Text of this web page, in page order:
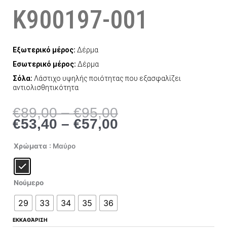
K900197-001
Εξωτερικό μέρος: Δέρμα
Εσωτερικό μέρος: Δέρμα
Σόλα: Λάστιχο υψηλής ποιότητας που εξασφαλίζει
αντιολισθητικότητα
€89,00 – €95,00Price
€53,40 – €57,00
Price
Χρώματα : Μαύρο
Νούμερο
29 33 34 35 36
ΕΚΚΑΘΆΡΙΣΗ
Pursuit
001